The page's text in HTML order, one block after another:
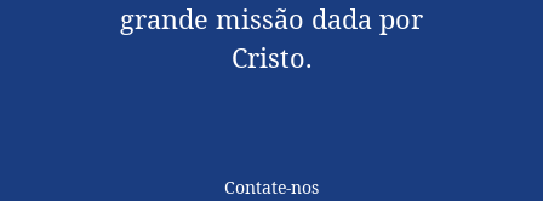
grande missão dada por
Cristo.
Contate-nos